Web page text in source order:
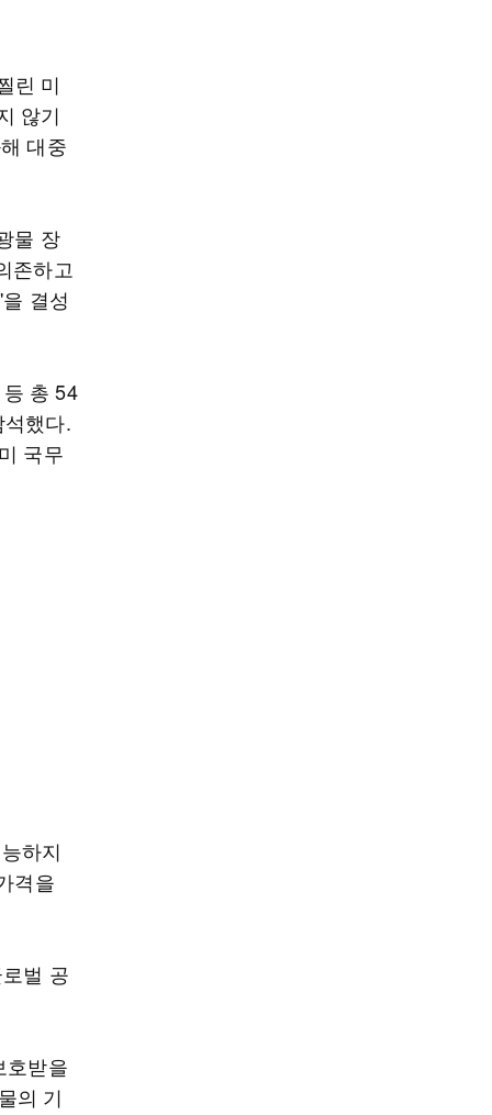
린 미
않기
대중
물 장
존하고
결성
총 54
했다.
국무
하지
격을
벌 공
호받을
의 기